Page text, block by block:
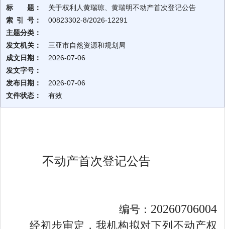
标 题：
关于权利人黄瑞琼、黄瑞明不动产首次登记公告
索 引 号：
00823302-8/2026-12291
主题分类：
发文机关：
三亚市自然资源和规划局
成文日期：
2026-07-06
发文字号：
发布日期：
2026-07-06
文件状态：
有效
不动产首次登记公告
编号： 20260706004
经初步审定，我机构拟对下列不动产权